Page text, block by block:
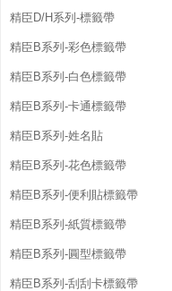
精臣D/H系列-標籤帶
精臣B系列-彩色標籤帶
精臣B系列-白色標籤帶
精臣B系列-卡通標籤帶
精臣B系列-姓名貼
精臣B系列-花色標籤帶
精臣B系列-便利貼標籤帶
精臣B系列-紙質標籤帶
精臣B系列-圓型標籤帶
精臣B系列-刮刮卡標籤帶